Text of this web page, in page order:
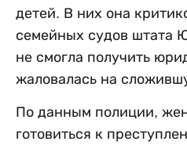
детей. В них она
семейных судов штата
не смогла получить
жаловалась на
По данным полиции,
готовиться к